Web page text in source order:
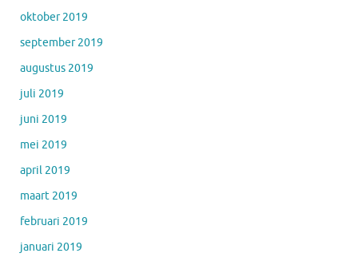
oktober 2019
september 2019
augustus 2019
juli 2019
juni 2019
mei 2019
april 2019
maart 2019
februari 2019
januari 2019